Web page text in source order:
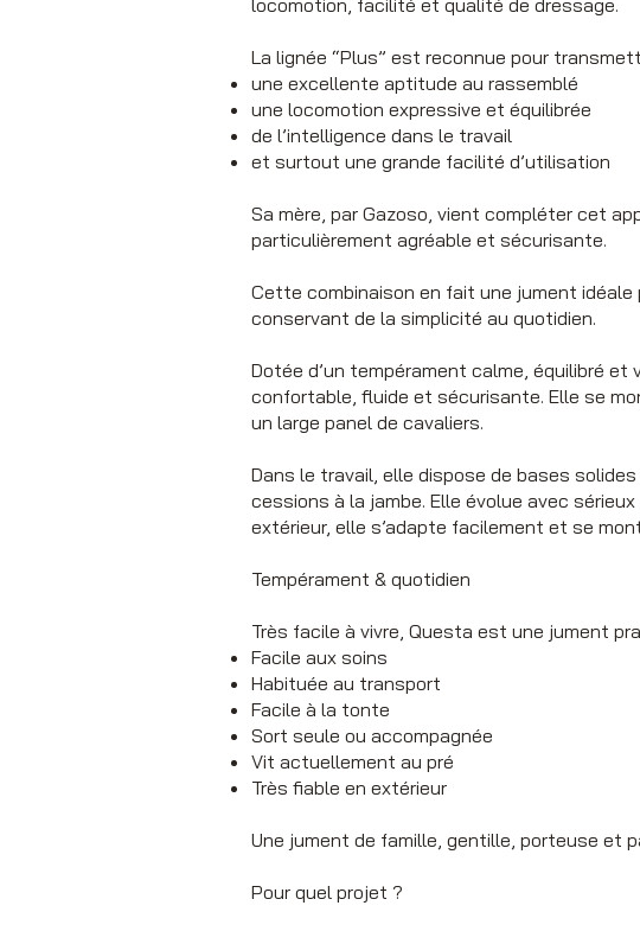
locomotion, facilité et qualité de dressage.
La lignée “Plus” est reconnue pour
une excellente aptitude au rassemblé
une locomotion expressive et équilibrée
de l’intelligence dans le travail
et surtout une grande facilité d’utilisation
Sa mère, par Gazoso, vient compléter cet
particulièrement agréable et sécurisante.
Cette combinaison en fait une jument
conservant de la simplicité au quotidien.
Dotée d’un tempérament calme, équilibré
confortable, fluide et sécurisante. Elle se
un large panel de cavaliers.
Dans le travail, elle dispose de bases
cessions à la jambe. Elle évolue avec
extérieur, elle s’adapte facilement et se
Tempérament & quotidien
Très facile à vivre, Questa est une jument
Facile aux soins
Habituée au transport
Facile à la tonte
Sort seule ou accompagnée
Vit actuellement au pré
Très fiable en extérieur
Une jument de famille, gentille, porteuse et
Pour quel projet ?